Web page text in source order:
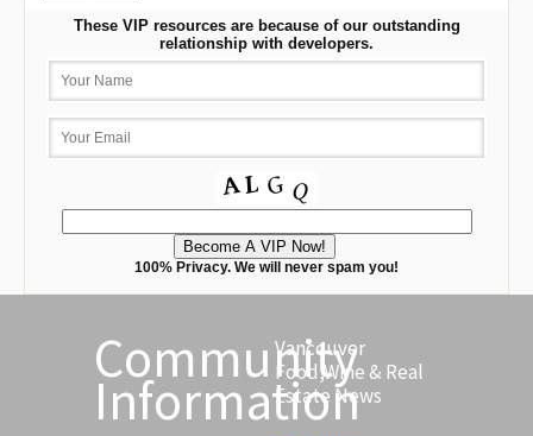
These VIP resources are because of our outstanding
relationship with developers.
100% Privacy. We will never spam you!
Community
Information
Vancouver
Food,Wine & Real
Estate News